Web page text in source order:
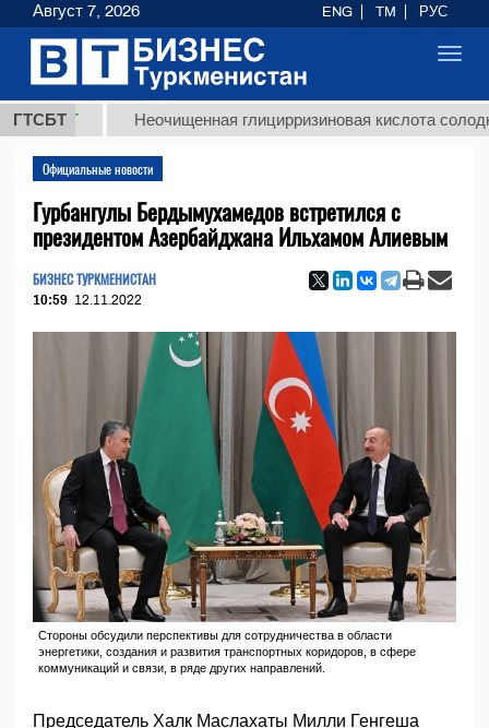
ГТСБТ Неочищенная глицирризиновая кислота солодкового
Официальные новости
Гурбангулы Бердымухамедов встретился с
президентом Азербайджана Ильхамом Алиевым
БИЗНЕС ТУРКМЕНИСТАН
10:59 12.11.2022
Стороны обсудили перспективы для сотрудничества в области
энергетики, создания и развития транспортных коридоров, в сфере
коммуникаций и связи, в ряде других направлений.
Председатель Халк Маслахаты Милли Генгеша
Август 7, 2026 ENG TM РУС